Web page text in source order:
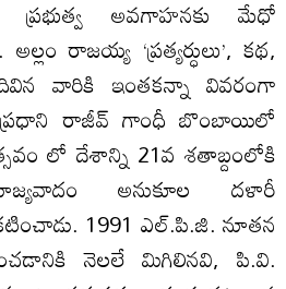
ప్రభుత్వ అవగాహనకు మేధో
రాజయ్య ‘ప్రత్యర్ధులు’, కథ,
వారికి ఇంతకన్నా వివరంగా
ప్రధాని రాజీవ్‌ గాంధీ బొంబాయిలో
లో దేశాన్ని 21వ శతాబ్దంలోకి
అనుకూల దళారీ
1991 ఎల్‌.పి.జి. నూతన
నెలలే మిగిలినవి, పి.వి.